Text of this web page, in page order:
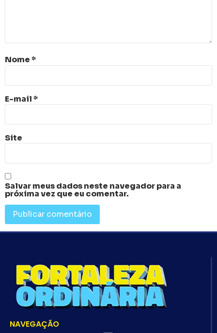
Nome*
E-mail*
Site
Salvar meus dados neste navegador para a
próxima vez que eu comentar.
NAVEGAÇÃO